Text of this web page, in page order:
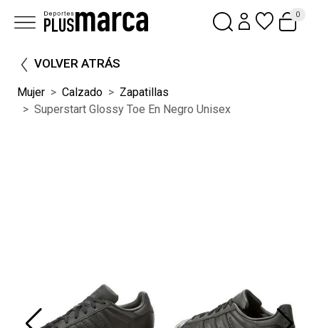
0
VOLVER ATRÁS
Mujer Calzado
Zapatillas
Superstart Glossy Toe En Negro Unisex